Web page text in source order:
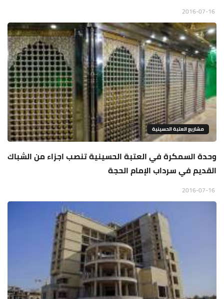
مشاريع العتبة الحسينية
وحدة السمكرة في العتبة الحسينية تنصب اجزاء من الشباك
القديم في سرداب الإمام الحجة